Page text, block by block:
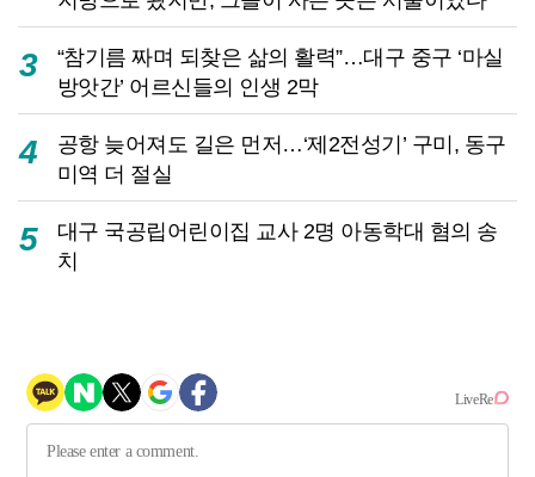
3
“참기름 짜며 되찾은 삶의 활력”…대구 중구 ‘마실
방앗간’ 어르신들의 인생 2막
4
공항 늦어져도 길은 먼저…‘제2전성기’ 구미, 동구
미역 더 절실
5
대구 국공립어린이집 교사 2명 아동학대 혐의 송
치